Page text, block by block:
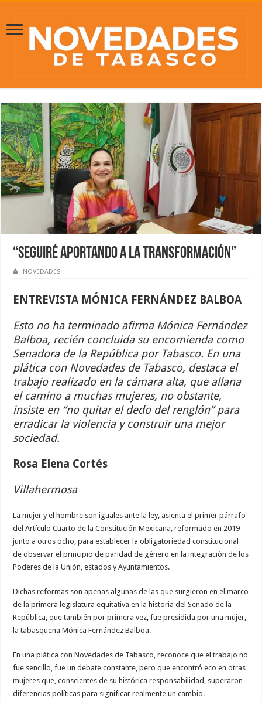
“Seguiré aportando a la transformación”
NOVEDADES
ENTREVISTA MÓNICA FERNÁNDEZ BALBOA
Esto no ha terminado afirma Mónica Fernández
Balboa, recién concluida su encomienda como
Senadora de la República por Tabasco. En una
plática con Novedades de Tabasco, destaca el
trabajo realizado en la cámara alta, que allana
el camino a muchas mujeres, no obstante,
insiste en “no quitar el dedo del renglón” para
erradicar la violencia y construir una mejor
sociedad.
Rosa Elena Cortés
Villahermosa
La mujer y el hombre son iguales ante la ley, asienta el primer párrafo
del Artículo Cuarto de la Constitución Mexicana, reformado en 2019
junto a otros ocho, para establecer la obligatoriedad constitucional
de observar el principio de paridad de género en la integración de los
Poderes de la Unión, estados y Ayuntamientos.
Dichas reformas son apenas algunas de las que surgieron en el marco
de la primera legislatura equitativa en la historia del Senado de la
República, que también por primera vez, fue presidida por una mujer,
la tabasqueña Mónica Fernández Balboa.
En una plática con Novedades de Tabasco, reconoce que el trabajo no
fue sencillo, fue un debate constante, pero que encontró eco en otras
mujeres que, conscientes de su histórica responsabilidad, superaron
diferencias políticas para significar realmente un cambio.